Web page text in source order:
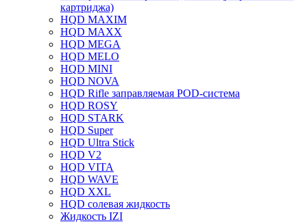
картриджа)
HQD MAXIM
HQD MAXX
HQD MEGA
HQD MELO
HQD MINI
HQD NOVA
HQD Rifle заправляемая POD-система
HQD ROSY
HQD STARK
HQD Super
HQD Ultra Stick
HQD V2
HQD VITA
HQD WAVE
HQD XXL
HQD солевая жидкость
Жидкость IZI